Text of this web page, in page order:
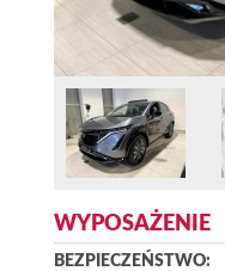
WYPOSAŻENIE
BEZPIECZEŃSTWO: